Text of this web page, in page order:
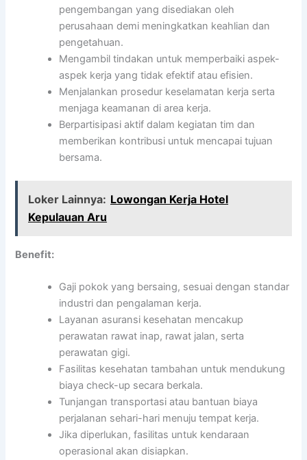
pengembangan yang disediakan oleh
perusahaan demi meningkatkan keahlian dan
pengetahuan.
Mengambil tindakan untuk memperbaiki aspek-
aspek kerja yang tidak efektif atau efisien.
Menjalankan prosedur keselamatan kerja serta
menjaga keamanan di area kerja.
Berpartisipasi aktif dalam kegiatan tim dan
memberikan kontribusi untuk mencapai tujuan
bersama.
Loker Lainnya: Lowongan Kerja Hotel
Kepulauan Aru
Benefit:
Gaji pokok yang bersaing, sesuai dengan standar
industri dan pengalaman kerja.
Layanan asuransi kesehatan mencakup
perawatan rawat inap, rawat jalan, serta
perawatan gigi.
Fasilitas kesehatan tambahan untuk mendukung
biaya check-up secara berkala.
Tunjangan transportasi atau bantuan biaya
perjalanan sehari-hari menuju tempat kerja.
Jika diperlukan, fasilitas untuk kendaraan
operasional akan disiapkan.